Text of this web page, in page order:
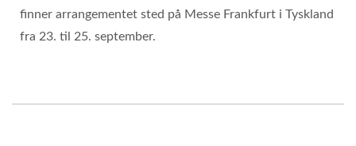
finner arrangementet sted på Messe Frankfurt i Tyskland
fra 23. til 25. september.